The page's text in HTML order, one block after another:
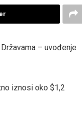
– uvođenje
iznosi oko $1,2